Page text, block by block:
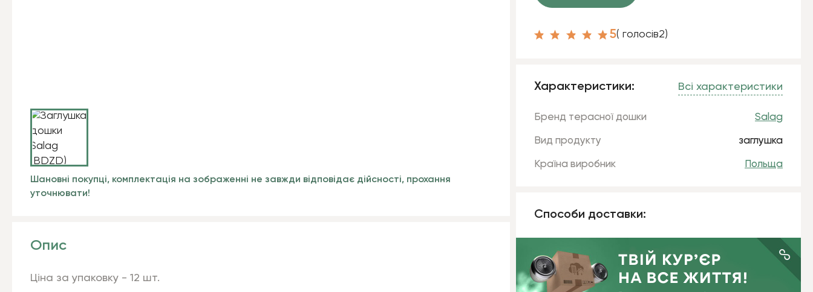
Шановні покупці, комплектація на зображенні не завжди відповідає дійсності, прохання
уточнювати!
5( голосів2)
Характеристики: Всі характеристики
Бренд терасної дошки Salag
Вид продукту заглушка
Країна виробник Польща
Способи доставки:
Опис
Ціна за упаковку - 12 шт.